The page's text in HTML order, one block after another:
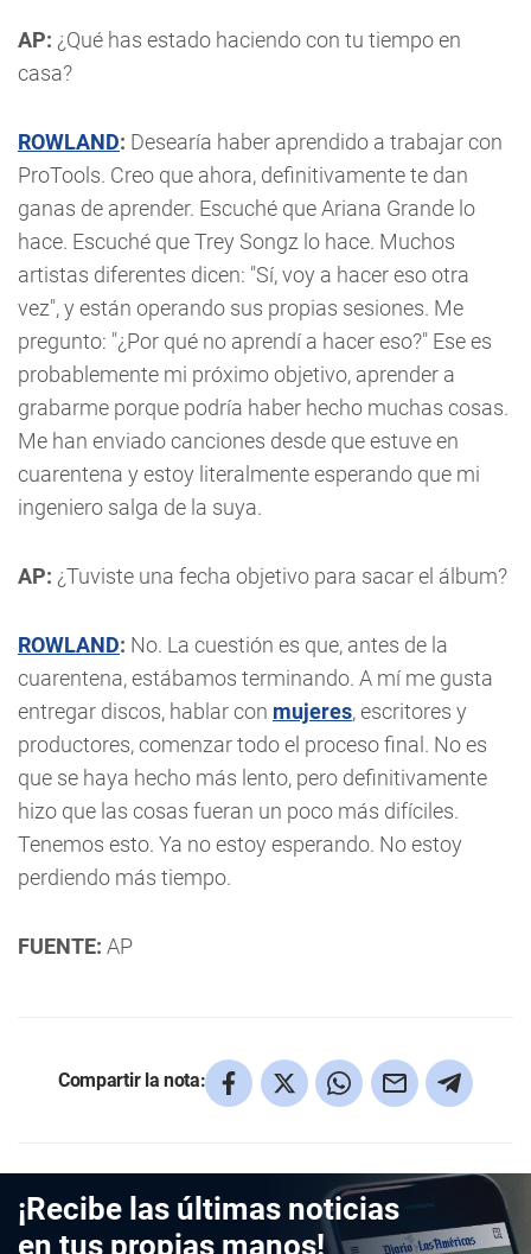
AP: ¿Qué has estado haciendo con tu tiempo en
casa?
ROWLAND: Desearía haber aprendido a trabajar con
ProTools. Creo que ahora, definitivamente te dan
ganas de aprender. Escuché que Ariana Grande lo
hace. Escuché que Trey Songz lo hace. Muchos
artistas diferentes dicen: "Sí, voy a hacer eso otra
vez", y están operando sus propias sesiones. Me
pregunto: "¿Por qué no aprendí a hacer eso?" Ese es
probablemente mi próximo objetivo, aprender a
grabarme porque podría haber hecho muchas cosas.
Me han enviado canciones desde que estuve en
cuarentena y estoy literalmente esperando que mi
ingeniero salga de la suya.
AP: ¿Tuviste una fecha objetivo para sacar el álbum?
ROWLAND: No. La cuestión es que, antes de la
cuarentena, estábamos terminando. A mí me gusta
entregar discos, hablar con mujeres, escritores y
productores, comenzar todo el proceso final. No es
que se haya hecho más lento, pero definitivamente
hizo que las cosas fueran un poco más difíciles.
Tenemos esto. Ya no estoy esperando. No estoy
perdiendo más tiempo.
FUENTE: AP
Compartir la nota:
¡Recibe las últimas noticias
en tus propias manos!